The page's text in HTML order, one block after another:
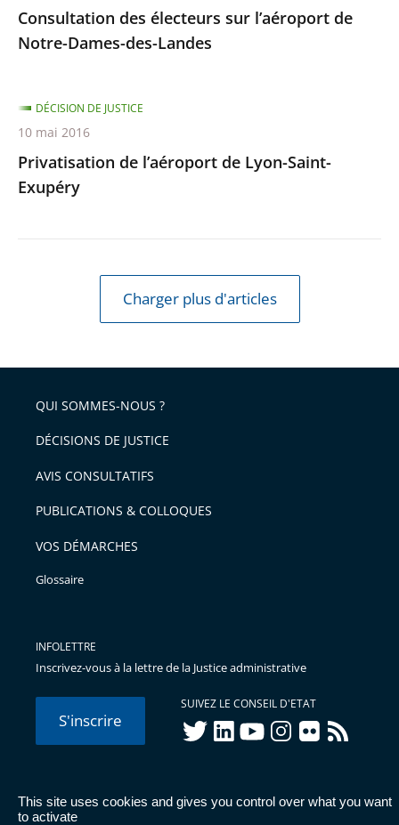
This site uses cookies and gives you control over what you want
to activate
Consultation des électeurs sur l’aéroport de
Notre-Dames-des-Landes
Privatisation de l’aéroport de Lyon-Saint-
Exupéry
DÉCISION DE JUSTICE
10 mai 2016
Charger plus d'articles
QUI SOMMES-NOUS ?
DÉCISIONS DE JUSTICE
AVIS CONSULTATIFS
PUBLICATIONS & COLLOQUES
VOS DÉMARCHES
Glossaire
INFOLETTRE
Inscrivez-vous à la lettre de la Justice administrative
S'inscrire
SUIVEZ LE CONSEIL D'ETAT
twitterlinkedInyoutubeinstagram
flickr rss
© Conseil d'État 2026 - Mentions légales
Données